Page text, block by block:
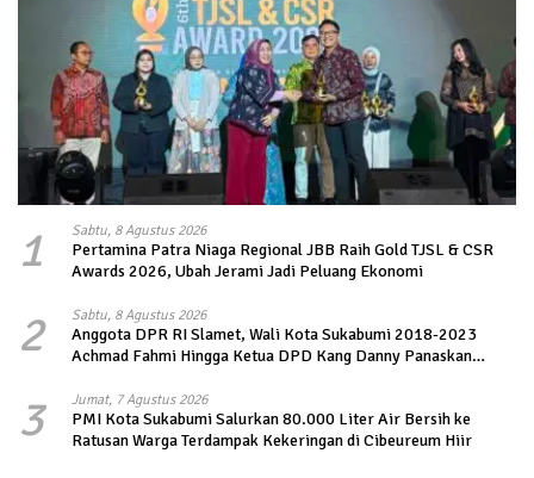
1 Sabtu, 8 Agustus 2026
Pertamina Patra Niaga Regional JBB Raih Gold TJSL & CSR
Awards 2026, Ubah Jerami Jadi Peluang Ekonomi
2 Sabtu, 8 Agustus 2026
Anggota DPR RI Slamet, Wali Kota Sukabumi 2018-2023
Achmad Fahmi Hingga Ketua DPD Kang Danny Panaskan
3 Jumat, 7 Agustus 2026
PMI Kota Sukabumi Salurkan 80.000 Liter Air Bersih ke
Ratusan Warga Terdampak Kekeringan di Cibeureum Hiir